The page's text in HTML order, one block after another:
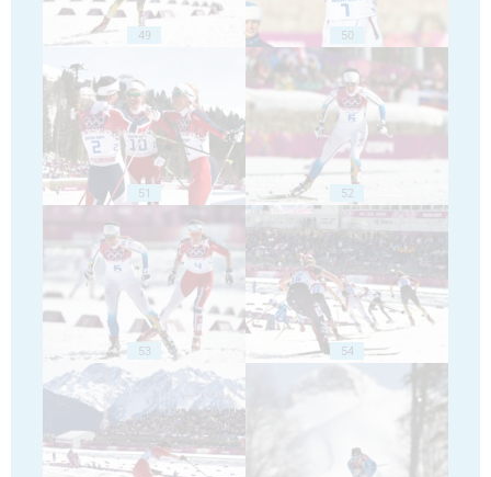
49 50
51 52
53 54